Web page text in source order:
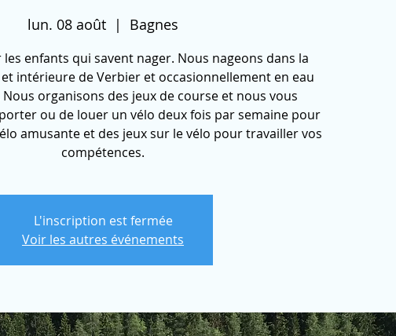
lun. 08 août
  |
Bagnes
enfants qui savent nager. Nous nageons dans la
intérieure de Verbier et occasionnellement en eau
organisons des jeux de course et nous vous
ou de louer un vélo deux fois par semaine pour
amusante et des jeux sur le vélo pour travailler vos
compétences.
L'inscription est fermée
Voir les autres événements